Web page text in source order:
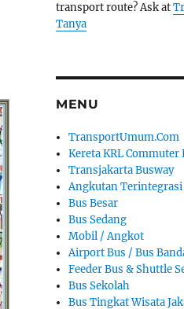
transport route? Ask at
Tanya
MENU
TransportUmum.Com
Kereta KRL Commuter
Transjakarta Busway
Angkutan Terintegrasi
Bus Besar
Bus Sedang
Mobil / Angkot
Airport Bus / Bus
Feeder Bus & Shuttle
Bus Sekolah
Bus Tingkat Wisata